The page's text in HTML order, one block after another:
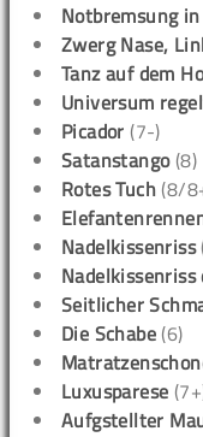
Notbremsung
Zwerg Nase,
Tanz auf dem
Universum
Picador (7-)
Satanstango(8)
Rotes Tuch (8/
Nadelkissenriss
Seitlicher
Die Schabe (6)
Luxusparese
Aufgstellter